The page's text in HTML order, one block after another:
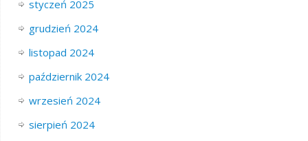
styczeń 2025
grudzień 2024
listopad 2024
październik 2024
wrzesień 2024
sierpień 2024